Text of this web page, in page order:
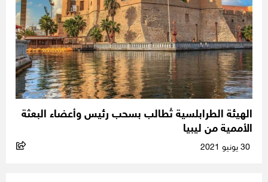
الهيئة الطرابلسية تُطالب بسحب رئيس وأعضاء البعثة
الأممية من ليبيا